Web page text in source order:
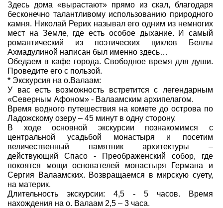
Здесь дома «вырастают» прямо из скал, благодаря
бесконечно талантливому использованию природного
камня. Николай Рерих называл его одним из немногих
мест на Земле, где есть особое дыхание. И самый
романтический из поэтических циклов Беллы
Ахмадулиной написан был именно здесь…
Обедаем в кафе города. Свободное время для души.
Проведите его с пользой.
* Экскурсия на о.Валаам:
У вас есть возможность встретится с легендарным
«Северным Афоном» - Валаамским архипелагом.
Время водного путешествия на комете до острова по
Ладожскому озеру – 45 минут в одну сторону.
В ходе основной экскурсии познакомимся с
центральной усадьбой монастыря и посетим
величественный памятник архитектуры –
действующий Спасо - Преображенский собор, где
покоятся мощи основателей монастыря Германа и
Сергия Валаамских. Возвращаемся в мирскую суету,
на материк.
Длительность экскурсии: 4,5 - 5 часов. Время
нахождения на о. Валаам 2,5 – 3 часа.